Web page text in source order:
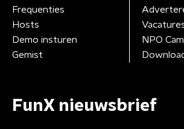
Frequenties
Hosts
Demo insturen
Gemist
NPO
FunX nieuwsbrief